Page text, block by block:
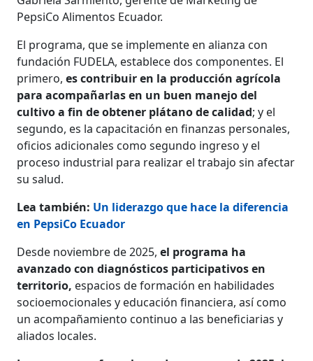
PepsiCo Alimentos Ecuador.
El programa, que se implemente en alianza con
fundación FUDELA, establece dos componentes. El
primero,es contribuir en la producción agrícola
para acompañarlas en un buen manejo del
cultivo a fin de obtener plátano de calidad; y el
segundo, es la capacitación en finanzas personales,
oficios adicionales como segundo ingreso y el
proceso industrial para realizar el trabajo sin afectar
su salud.
Lea también: Un liderazgo que hace la diferencia
en PepsiCo Ecuador
Desde noviembre de 2025,el programa ha
avanzado con diagnósticos participativos en
territorio, espacios de formación en habilidades
socioemocionales y educación financiera, así como
un acompañamiento continuo a las beneficiarias y
aliados locales.